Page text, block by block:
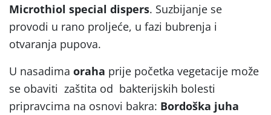
Microthiol special dispers. Suzbijanje se
provodi u rano proljeće, u fazi bubrenja i
otvaranja pupova.
U nasadima oraha prije početka vegetacije može
se obaviti zaštita od bakterijskih bolesti
pripravcima na osnovi bakra: Bordoška juha